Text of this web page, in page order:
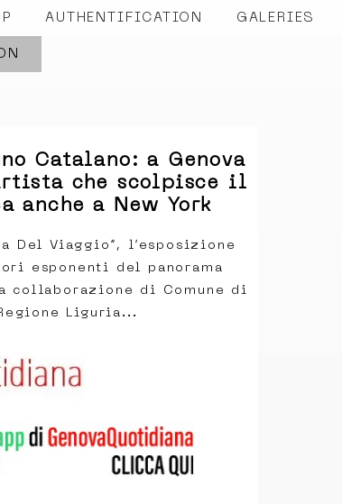
AUTHENTIFICATION GALERIES
Catalano: a Genova
che scolpisce il
anche a New York
Del Viaggio”, l’esposizione
esponenti del panorama
collaborazione di Comune di
Liguria...